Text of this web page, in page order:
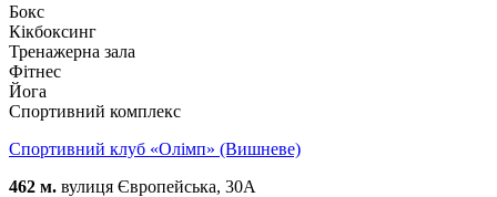
Бокс
Кікбоксинг
Тренажерна зала
Фітнес
Йога
Спортивний комплекс
Спортивний клуб «Олімп» (Вишневе)
462 м. вулиця Європейська, 30А